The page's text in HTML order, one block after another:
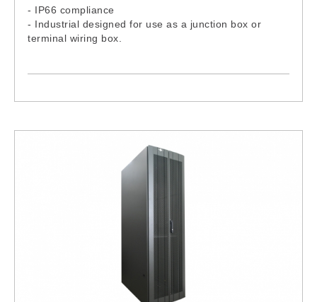
- IP66 compliance
- Industrial designed for use as a junction box or
terminal wiring box.